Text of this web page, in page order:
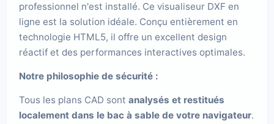
professionnel n'est installé. Ce visualiseur DXF en
ligne est la solution idéale. Conçu entièrement en
technologie HTML5, il offre un excellent design
réactif et des performances interactives optimales.
Notre philosophie de sécurité :
Tous les plans CAD sont analysés et restitués
localement dans le bac à sable de votre navigateur.